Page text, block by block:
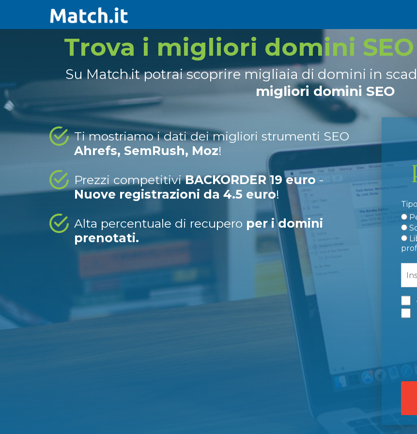
Trova i migliori domini
Su Match.it potrai scoprire migliaia di domini in
migliori domini SEO
Ti mostriamo i dati dei migliori strumenti SEO
Ahrefs, SemRush, Moz!
Prezzi competitiviBACKORDER 19 euro -
Nuove registrazioni da 4.5 euro!
Alta percentuale di recupero per i domini
prenotati.